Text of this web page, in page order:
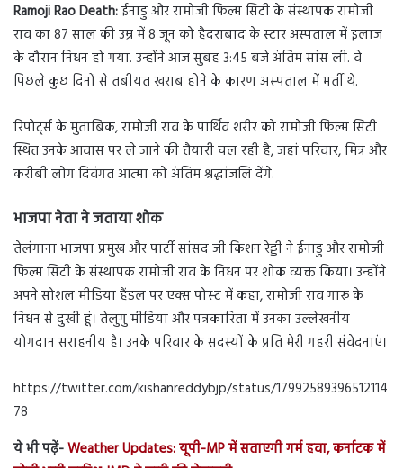
Ramoji Rao Death:ईनाडु और रामोजी फिल्म सिटी के संस्थापक रामोजी
राव का 87 साल की उम्र में 8 जून को हैदराबाद के स्टार अस्पताल में इलाज
के दौरान निधन हो गया. उन्होंने आज सुबह 3:45 बजे अंतिम सांस ली. वे
पिछले कुछ दिनों से तबीयत खराब होने के कारण अस्‍पताल में भर्ती थे.
रिपोर्ट्स के मुताबि‍क, रामोजी राव के पार्थिव शरीर को रामोजी फिल्म सिटी
स्थित उनके आवास पर ले जाने की तैयारी चल रही है, जहां परिवार, मित्र और
करीबी लोग दिवंगत आत्मा को अंतिम श्रद्धांजलि देंगे.
भाजपा नेता ने जताया शोक
तेलंगाना भाजपा प्रमुख और पार्टी सांसद जी किशन रेड्डी ने ईनाडु और रामोजी
फिल्म सिटी के संस्थापक रामोजी राव के निधन पर शोक व्यक्त किया। उन्‍होंने
अपने सोशल मीडिया हैंडल पर एक्‍स पोस्‍ट में कहा, रामोजी राव गारू के
निधन से दुखी हूं। तेलुगु मीडिया और पत्रकारिता में उनका उल्लेखनीय
योगदान सराहनीय है। उनके परिवार के सदस्यों के प्रति मेरी गहरी संवेदनाएं।
https://twitter.com/kishanreddybjp/status/17992589396512114
78
ये भी पढ़ें-Weather Updates: यूपी-MP में सताएगी गर्म हवा, कर्नाटक में